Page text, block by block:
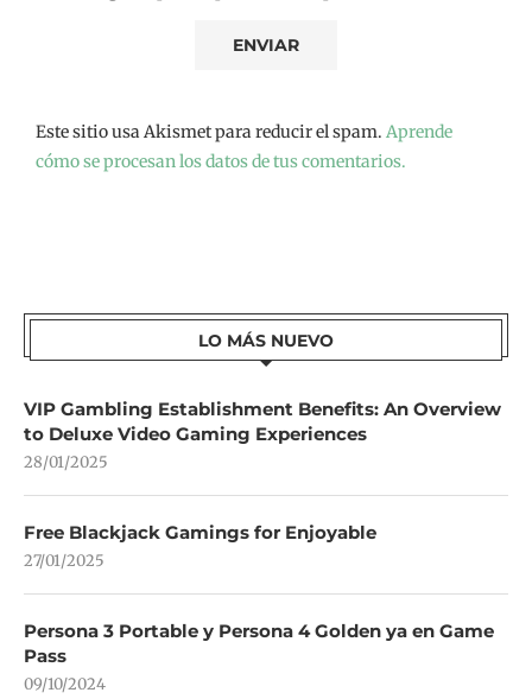
Este sitio usa Akismet para reducir el spam. Aprende
cómo se procesan los datos de tus comentarios.
LO MÁS NUEVO
VIP Gambling Establishment Benefits: An Overview
to Deluxe Video Gaming Experiences
28/01/2025
Free Blackjack Gamings for Enjoyable
27/01/2025
Persona 3 Portable y Persona 4 Golden ya en Game
Pass
09/10/2024